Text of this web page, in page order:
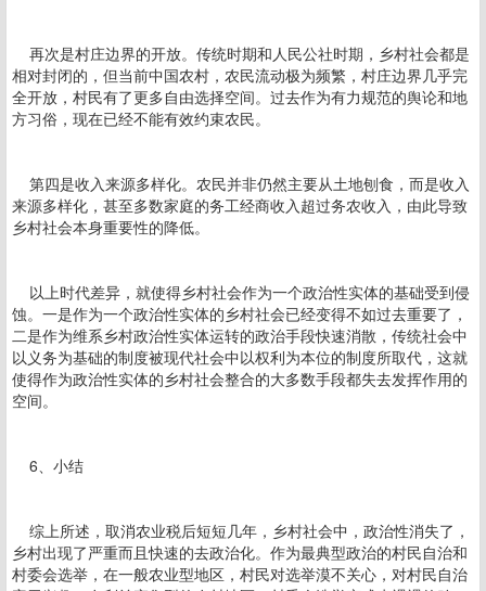
再次是村庄边界的开放。传统时期和人民公社时期，乡村社会都是
相对封闭的，但当前中国农村，农民流动极为频繁，村庄边界几乎完
全开放，村民有了更多自由选择空间。过去作为有力规范的舆论和地
方习俗，现在已经不能有效约束农民。
第四是收入来源多样化。农民并非仍然主要从土地刨食，而是收入
来源多样化，甚至多数家庭的务工经商收入超过务农收入，由此导致
乡村社会本身重要性的降低。
以上时代差异，就使得乡村社会作为一个政治性实体的基础受到侵
蚀。一是作为一个政治性实体的乡村社会已经变得不如过去重要了，
二是作为维系乡村政治性实体运转的政治手段快速消散，传统社会中
以义务为基础的制度被现代社会中以权利为本位的制度所取代，这就
使得作为政治性实体的乡村社会整合的大多数手段都失去发挥作用的
空间。
6、小结
综上所述，取消农业税后短短几年，乡村社会中，政治性消失了，
乡村出现了严重而且快速的去政治化。作为最典型政治的村民自治和
村委会选举，在一般农业型地区，村民对选举漠不关心，对村民自治